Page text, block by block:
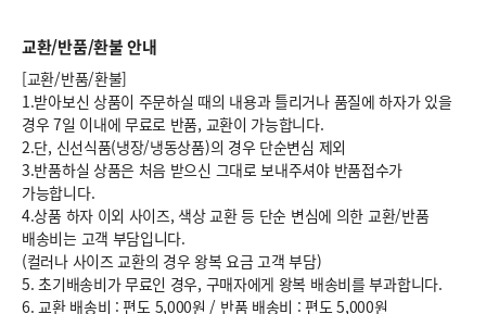
교환/반품/환불 안내
[교환/반품/환불]
1.받아보신 상품이 주문하실 때의 내용과 틀리거나 품질에 하자가 있을
경우 7일 이내에 무료로 반품, 교환이 가능합니다.
2.단, 신선식품(냉장/냉동상품)의 경우 단순변심 제외
3.반품하실 상품은 처음 받으신 그대로 보내주셔야 반품접수가
가능합니다.
4.상품 하자 이외 사이즈, 색상 교환 등 단순 변심에 의한 교환/반품
배송비는 고객 부담입니다.
(컬러나 사이즈 교환의 경우 왕복 요금 고객 부담)
5. 초기배송비가 무료인 경우, 구매자에게 왕복 배송비를 부과합니다.
6.교환 배송비 : 편도 5,000원 / 반품 배송비 : 편도 5,000원